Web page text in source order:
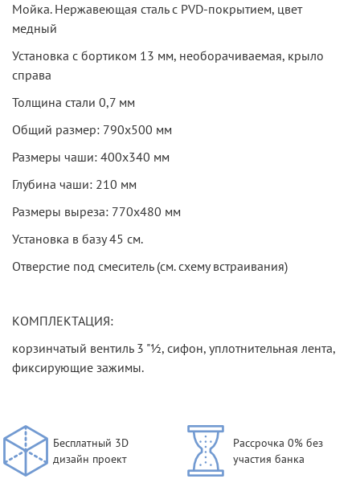
Мойка. Нержавеющая сталь с PVD-покрытием, цвет
медный
Установка с бортиком 13 мм, необорачиваемая, крыло
справа
Толщина стали 0,7 мм
Общий размер: 790х500 мм
Размеры чаши: 400х340 мм
Глубина чаши: 210 мм
Размеры выреза: 770х480 мм
Установка в базу 45 см.
Отверстие под смеситель (см. схему встраивания)
КОМПЛЕКТАЦИЯ:
корзинчатый вентиль 3 "½, сифон, уплотнительная лента,
фиксирующие зажимы.
Бесплатный 3D
дизайн проект
Рассрочка 0% без
участия банка